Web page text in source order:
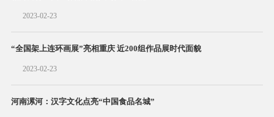
2023-02-23
“全国架上连环画展”亮相重庆 近200组作品展时代面貌
2023-02-23
河南漯河：汉字文化点亮“中国食品名城”